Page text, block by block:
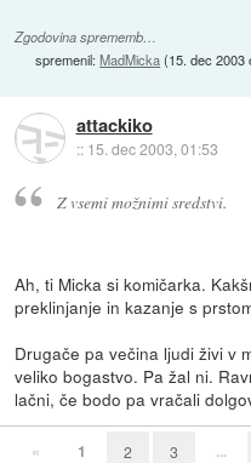
Zgodovina sprememb…
spremenil:MadMicka(15. dec 2003
attackiko
:: 15. dec 2003, 01:53
Z vsemi možnimi sredstvi.
Ah, ti Micka si komičarka.
preklinjanje in kazanje s
Drugače pa večina ljudi živi v
veliko bogastvo. Pa žal ni.
lačni, če bodo pa vračali
« 1 2 3 ...